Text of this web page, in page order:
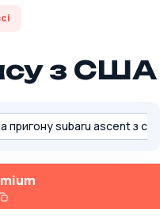
з США
пригону subaru ascent з